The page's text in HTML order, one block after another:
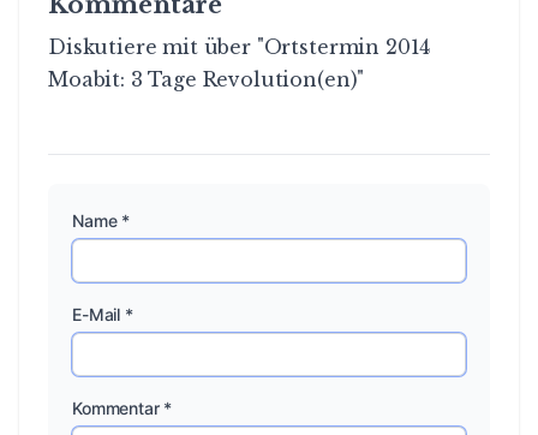
Diskutiere mit über "Ortstermin 2014
Moabit: 3 Tage Revolution(en)"
Name *
E-Mail *
Kommentar *